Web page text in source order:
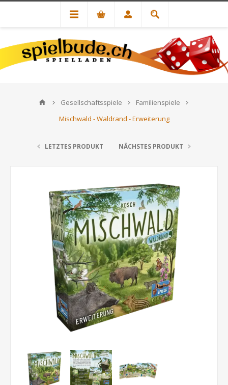
Gesellschaftsspiele
Familienspiele
Mischwald - Waldrand - Erweiterung
LETZTES PRODUKT NÄCHSTES PRODUKT